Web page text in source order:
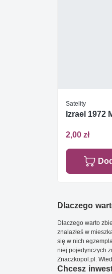
Satelity
Izrael 1972
2,00 zł
Dlaczego
Dlaczego warto
znalazłeś w
się w nich
niej pojedynczych
Znaczkopol.pl.
Chcesz